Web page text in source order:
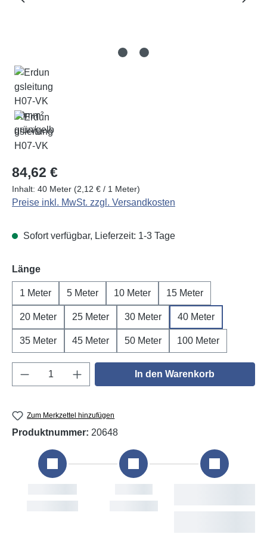
Regulärer Preis:
84,62 €
Inhalt: 40 Meter (2,12 € / 1 Meter)
Preise inkl. MwSt. zzgl. Versandkosten
Sofort verfügbar, Lieferzeit: 1-3 Tage
Längeauswählen
1 Meter 5 Meter 10 Meter 15 Meter
20 Meter 25 Meter 30 Meter 40 Meter
35 Meter 45 Meter 50 Meter 100 Meter
Produkt Anzahl: Gib den gewünschten
In den Warenkorb
Zum Merkzettel hinzufügen
Produktnummer: 20648